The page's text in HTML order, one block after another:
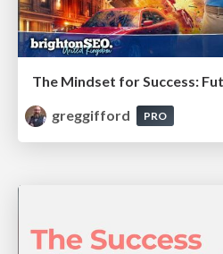
greggifford
PRO